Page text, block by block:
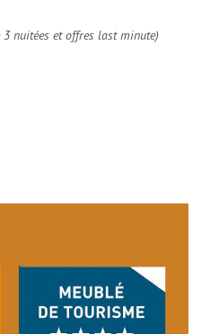
nuitées et offres last minute)